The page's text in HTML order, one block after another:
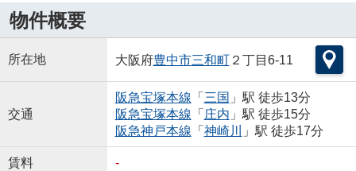
物件概要
所在地 大阪府豊中市三和町２丁目6-11
交通
阪急宝塚本線 「 三国 」駅 徒歩13分
阪急宝塚本線 「 庄内 」駅 徒歩15分
阪急神戸本線 「 神崎川 」駅 徒歩17分
賃料 -